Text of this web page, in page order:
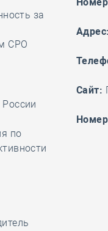
за
СРО
по
Адрес:
Cайт: